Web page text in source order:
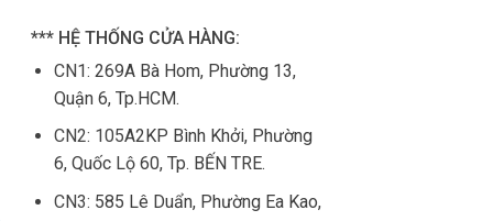
*** HỆ THỐNG CỬA HÀNG:
CN1: 269A Bà Hom, Phường 13,
Quận 6, Tp.HCM.
CN2: 105A2KP Bình Khởi, Phường
6, Quốc Lộ 60, Tp. BẾN TRE.
CN3: 585 Lê Duẩn, Phường Ea Kao,